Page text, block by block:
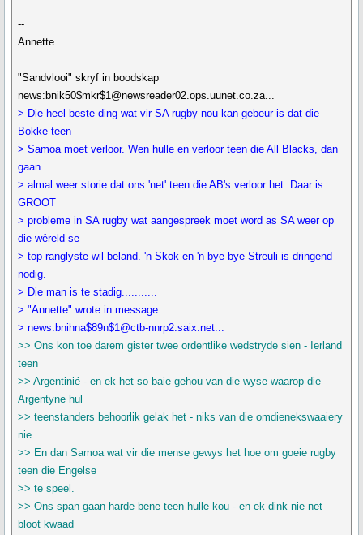
--
Annette
"Sandvlooi" skryf in boodskap
news:bnik50$mkr$1@newsreader02.ops.uunet.co.za...
> Die heel beste ding wat vir SA rugby nou kan gebeur is dat die
Bokke teen
> Samoa moet verloor. Wen hulle en verloor teen die All Blacks, dan
gaan
> almal weer storie dat ons 'net' teen die AB's verloor het. Daar is
GROOT
> probleme in SA rugby wat aangespreek moet word as SA weer op
die wêreld se
> top ranglyste wil beland. 'n Skok en 'n bye-bye Streuli is dringend
nodig.
> Die man is te stadig...........
> "Annette" wrote in message
> news:bnihna$89n$1@ctb-nnrp2.saix.net...
>> Ons kon toe darem gister twee ordentlike wedstryde sien - Ierland
teen
>> Argentinié - en ek het so baie gehou van die wyse waarop die
Argentyne hul
>> teenstanders behoorlik gelak het - niks van die omdienekswaaiery
nie.
>> En dan Samoa wat vir die mense gewys het hoe om goeie rugby
teen die Engelse
>> te speel.
>> Ons span gaan harde bene teen hulle kou - en ek dink nie net
bloot kwaad